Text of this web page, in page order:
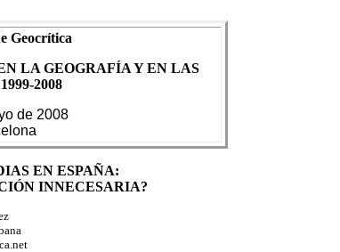
Geocrítica
LA GEOGRAFÍA Y EN LAS
2008
de 2008
EN ESPAÑA:
INNECESARIA?